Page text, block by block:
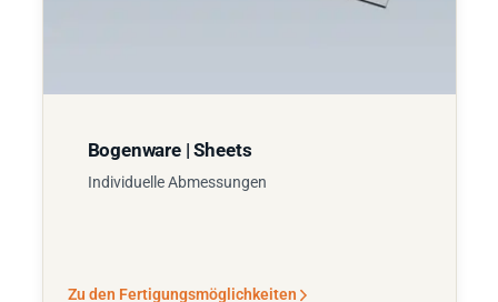
Bogenware | Sheets
Individuelle Abmessungen
Zu den Fertigungsmöglichkeiten